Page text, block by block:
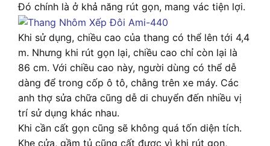
Đó chính là ở khả năng rút gọn, mang vác tiện lợi.
Khi sử dụng, chiều cao của thang có thể lên tới 4,4
m. Nhưng khi rút gọn lại, chiều cao chỉ còn lại là
86 cm. Với chiều cao này, người dùng có thể dễ
dàng để trong cốp ô tô, chằng trên xe máy. Các
anh thợ sửa chữa cũng dễ di chuyển đến nhiều vị
trí sử dụng khác nhau.
Khi cần cất gọn cũng sẽ không quá tốn diện tích.
Khe cửa, gầm tủ cũng cất được vì khi rút gọn,